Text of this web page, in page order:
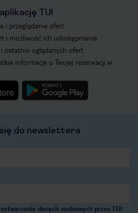
TUI
i przeglądanie ofert
i możliwość ich udostępniania
ostatnio oglądanych ofert
informacje o Twojej rezerwacji w
do newslettera
danych osobowych przez TUI